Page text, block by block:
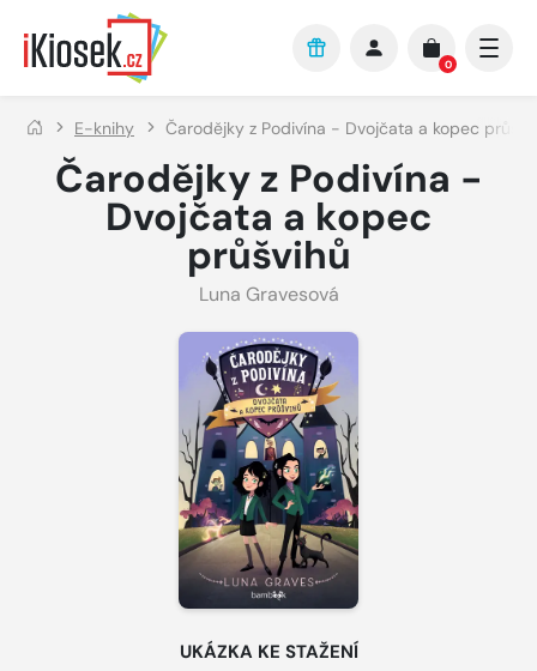
Přejít na hlavní obsah
0
E-knihy Čarodějky z Podivína - Dvojčata a kopec
Čarodějky z Podivína -
Dvojčata a kopec
průšvihů
Luna Gravesová
UKÁZKA KE STAŽENÍ